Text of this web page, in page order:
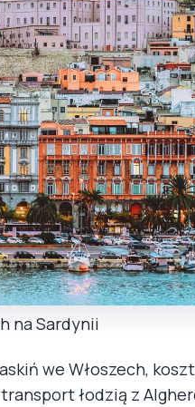
na Sardynii
we Włoszech,
łodzią z